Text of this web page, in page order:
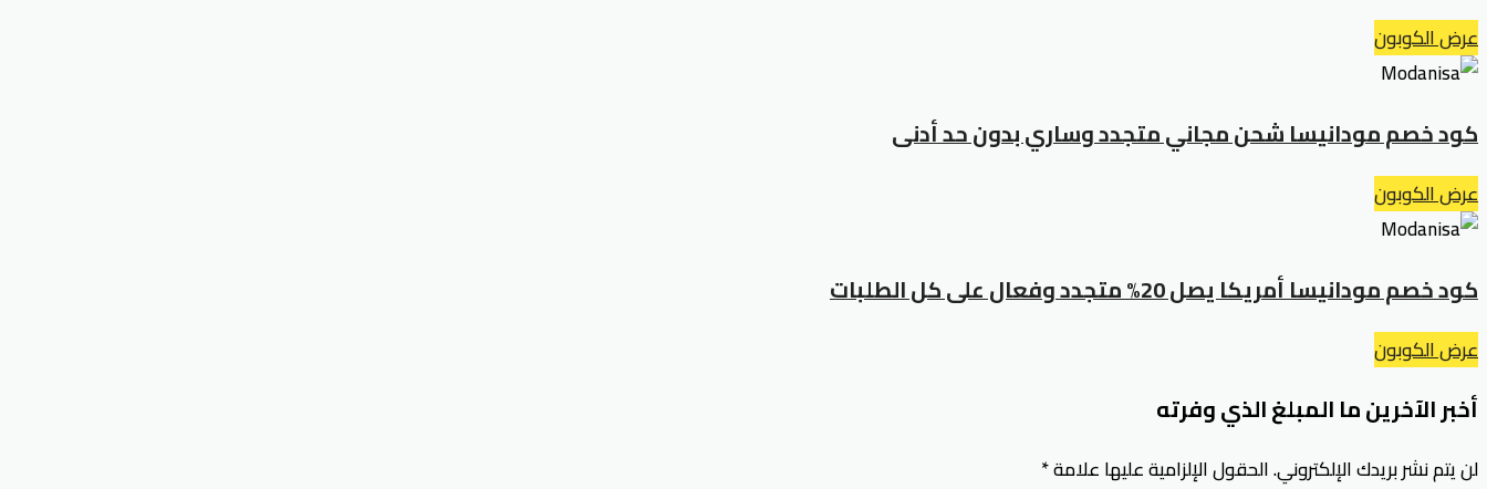
عرض الكوبون
كود خصم مودانيسا شحن مجاني متجدد وساري بدون حد أدنى
عرض الكوبون
كود خصم مودانيسا أمريكا يصل 20% متجدد وفعال على كل الطلبات
عرض الكوبون
أخبر الآخرين ما المبلغ الذي وفرته
لن يتم نشر بريدك الإلكتروني.الحقول الإلزامية عليها علامة*